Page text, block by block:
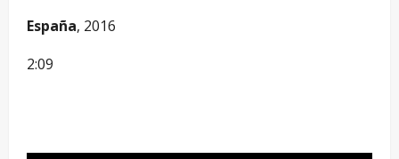
España, 2016
2:09